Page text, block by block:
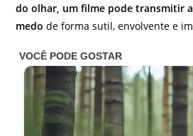
do olhar, um filme pode transmitir
medo de forma sutil, envolvente e